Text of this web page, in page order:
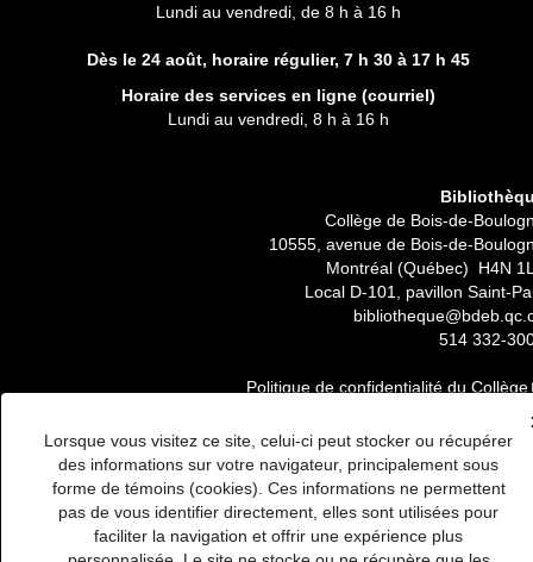
Lundi au vendredi, de 8 h à 16 h
Dès le 24 août, horaire régulier, 7 h 30 à 17 h 45
Horaire des services en ligne (courriel)
Lundi au vendredi, 8 h à 16 h
Collège de Bois-de-
10555, avenue de Bois-de-
Montréal (Québec) H4N
Local D-101, pavillon Saint-
514 332-
Politique de confidentialité du Collège
Lorsque vous visitez ce site, celui-ci peut stocker ou récupérer
des informations sur votre navigateur, principalement sous
forme de témoins (cookies). Ces informations ne permettent
pas de vous identifier directement, elles sont utilisées pour
faciliter la navigation et offrir une expérience plus